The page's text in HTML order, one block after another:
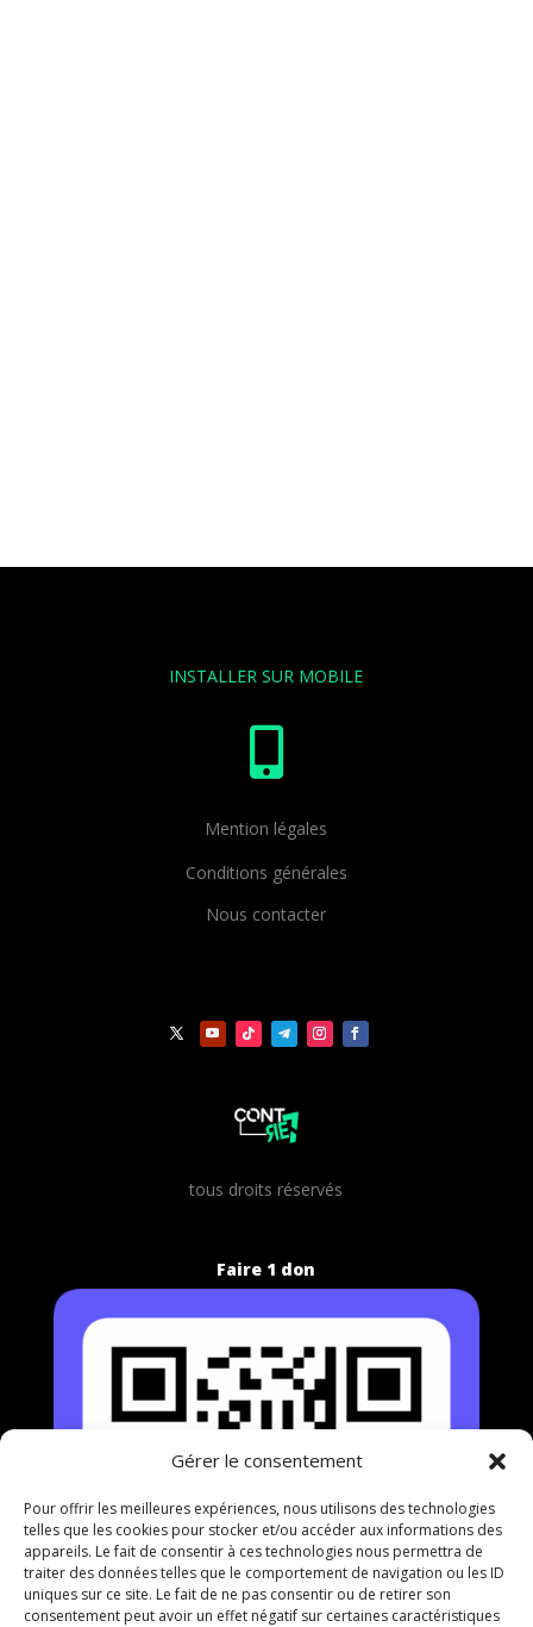
Gérer le consentement
Pour offrir les meilleures expériences, nous utilisons des technologies
telles que les cookies pour stocker et/ou accéder aux informations des
appareils. Le fait de consentir à ces technologies nous permettra de
traiter des données telles que le comportement de navigation ou les ID
uniques sur ce site. Le fait de ne pas consentir ou de retirer son
consentement peut avoir un effet négatif sur certaines caractéristiques
INSTALLER SUR MOBILE

Mention légales
Conditions générales
Nous contacter
tous droits réservés
Faire 1 don